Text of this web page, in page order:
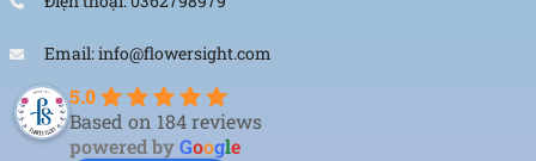
Email: info@flowersight.com
5.0
Based on 184 reviews
powered byGoogle